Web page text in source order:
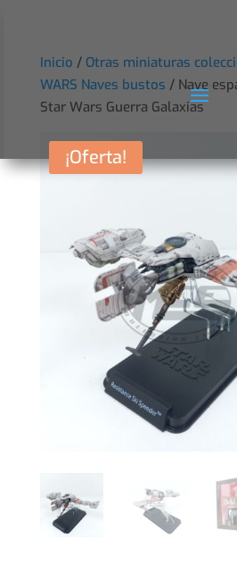
Inicio / Otras miniaturas
WARS Naves bustos / Nave
Star Wars Guerra Galaxias
¡Oferta!